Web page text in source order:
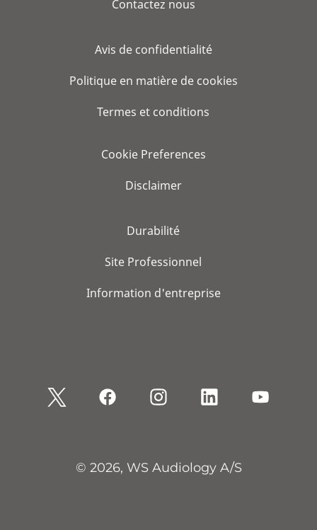
Contactez nous
Avis de confidentialité
Politique en matière de cookies
Termes et conditions
Cookie Preferences
Disclaimer
Durabilité
Site Professionnel
Information d'entreprise
© 2026, WS Audiology A/S